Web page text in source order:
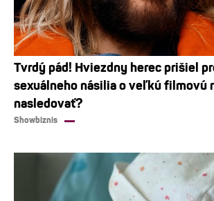
Tvrdý pád! Hviezdny herec prišiel
sexuálneho násilia o veľkú filmovú
nasledovať?
Showbiznis